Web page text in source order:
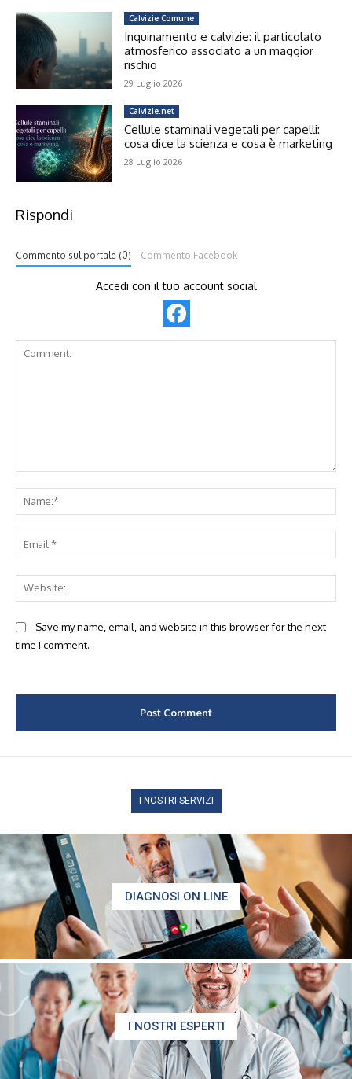
Calvizie Comune
Inquinamento e calvizie: il particolato
atmosferico associato a un maggior
rischio
29 Luglio 2026
Calvizie.net
Cellule staminali vegetali per capelli:
cosa dice la scienza e cosa è marketing
28 Luglio 2026
Rispondi
Commento sul portale (0) Commento Facebook
Accedi con il tuo account social
Save my name, email, and website in this browser for the next
time I comment.
I NOSTRI SERVIZI
DIAGNOSI ON LINE
I NOSTRI ESPERTI